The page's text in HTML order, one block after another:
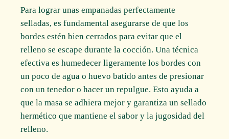
Para lograr unas empanadas perfectamente
selladas, es fundamental asegurarse de que los
bordes estén bien cerrados para evitar que el
relleno se escape durante la cocción. Una técnica
efectiva es humedecer ligeramente los bordes con
un poco de agua o huevo batido antes de presionar
con un tenedor o hacer un repulgue. Esto ayuda a
que la masa se adhiera mejor y garantiza un sellado
hermético que mantiene el sabor y la jugosidad del
relleno.